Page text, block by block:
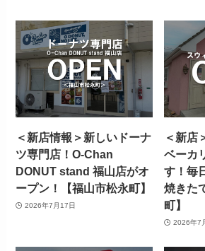
＜新店情報＞新しいドーナ
ツ専門店！O-Chan
DONUT stand 福山店がオ
ープン！【福山市松永町】
2026年7月17日
＜新店
ベーカ
す！毎
焼きた
町】
2026年7